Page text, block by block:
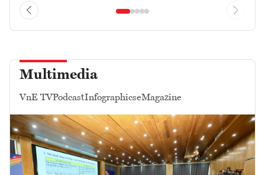
Multimedia
VnE TVPodcastInfographicseMagazine